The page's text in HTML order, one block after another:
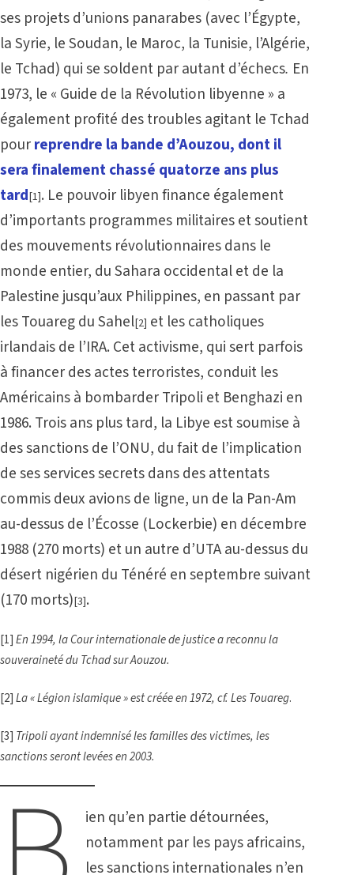
ses projets d’unions panarabes (avec l’Égypte,
la Syrie, le Soudan, le Maroc, la Tunisie, l’Algérie,
le Tchad) qui se soldent par autant d’échecs. En
1973, le « Guide de la Révolution libyenne » a
également profité des troubles agitant le Tchad
pourreprendre la bande d’Aouzou, dont il
sera finalement chassé quatorze ans plus
tard[1]. Le pouvoir libyen finance également
d’importants programmes militaires et soutient
des mouvements révolutionnaires dans le
monde entier, du Sahara occidental et de la
Palestine jusqu’aux Philippines, en passant par
les Touareg du Sahel[2] et les catholiques
irlandais de l’IRA. Cet activisme, qui sert parfois
à financer des actes terroristes, conduit les
Américains à bombarder Tripoli et Benghazi en
1986. Trois ans plus tard, la Libye est soumise à
des sanctions de l’ONU, du fait de l’implication
de ses services secrets dans des attentats
commis deux avions de ligne, un de la Pan-Am
au-dessus de l’Écosse (Lockerbie) en décembre
1988 (270 morts) et un autre d’UTA au-dessus du
désert nigérien du Ténéré en septembre suivant
(170 morts)[3].
[1]En 1994, la Cour internationale de justice a reconnu la
souveraineté du Tchad sur Aouzou.
[2]La « Légion islamique » est créée en 1972,cf. Les Touareg.
[3] Tripoli ayant indemnisé les familles des victimes, les
sanctions seront levées en 2003.
ien qu’en partie détournées,
notamment par les pays africains,
les sanctions internationales n’en